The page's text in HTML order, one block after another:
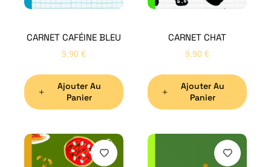
CARNET CAFÉINE BLEU
9,90 €
Ajouter Au
Panier
CARNET CHAT
9,90 €
Ajouter Au
Panier